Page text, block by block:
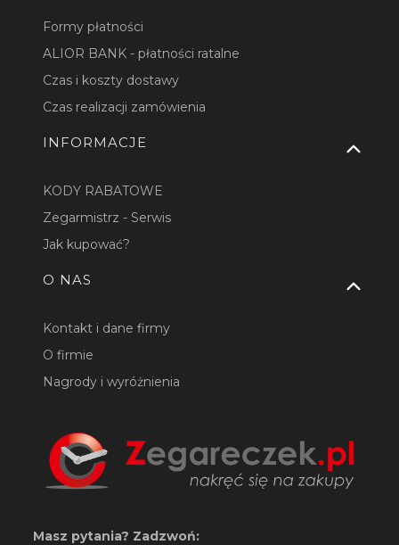
Formy płatności
ALIOR BANK - płatności ratalne
Czas i koszty dostawy
Czas realizacji zamówienia
INFORMACJE
KODY RABATOWE
Zegarmistrz - Serwis
Jak kupować?
O NAS
Kontakt i dane firmy
O firmie
Nagrody i wyróżnienia
Masz pytania? Zadzwoń: